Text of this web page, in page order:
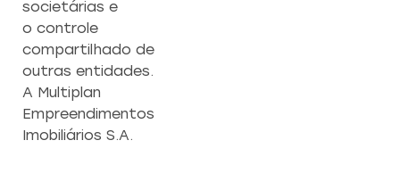
societárias e
o controle
compartilhado de
outras entidades.
A Multiplan
Empreendimentos
Imobiliários S.A.